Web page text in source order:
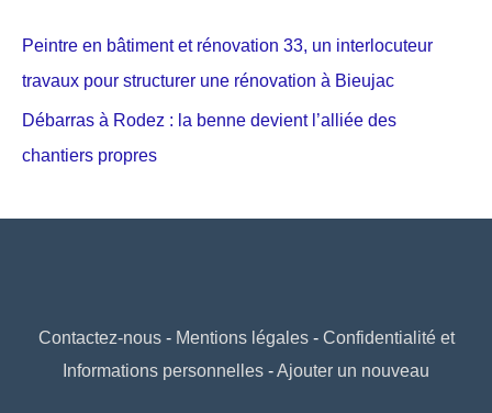
Peintre en bâtiment et rénovation 33, un interlocuteur
travaux pour structurer une rénovation à Bieujac
Débarras à Rodez : la benne devient l’alliée des
chantiers propres
Contactez-nous- Mentions légales- Confidentialité et
Informations personnelles -Ajouter un nouveau